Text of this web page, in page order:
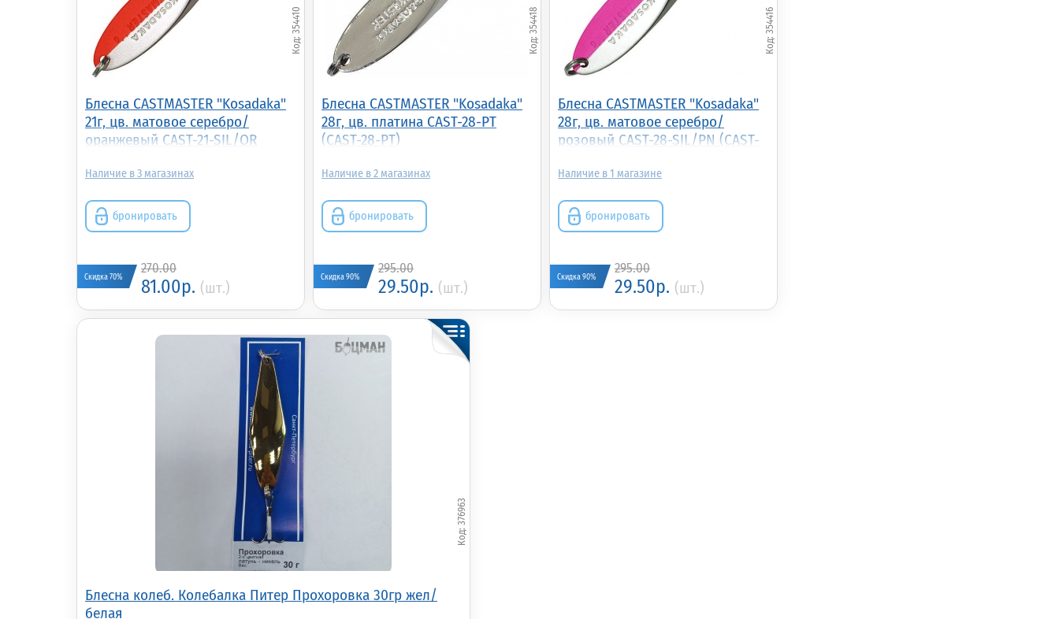
Блесна CASTMASTER "Kosadaka"
21г, цв. матовое серебро/
оранжевый CAST-21-SIL/OR
354410
3
бронировать
Скидка 70%
270.00
81.00р. (шт.)
Блесна CASTMASTER "Kosadaka"
28г, цв. платина CAST-28-PT
(CAST-28-PT)
354418
2
бронировать
Скидка 90%
295.00
29.50р. (шт.)
Блесна CASTMASTER "Kosadaka"
28г, цв. матовое серебро/
розовый CAST-28-SIL/PN (CAST-
354416
1
бронировать
Скидка 90%
295.00
29.50р. (шт.)
Блесна колеб. Колебалка Питер Прохоровка 30гр жел/
белая
376963